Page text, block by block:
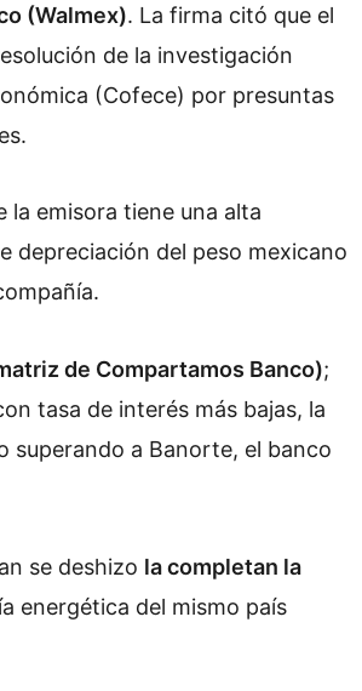
(Walmex). La firma citó que el
de la investigación
(Cofece) por presuntas
la emisora tiene una alta
depreciación del peso mexicano
de Compartamos Banco);
tasa de interés más bajas, la
superando a Banorte, el banco
se deshizo la completan la
energética del mismo país